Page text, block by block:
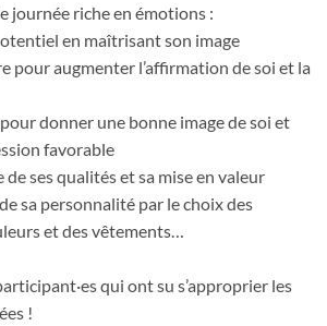
journée riche en émotions :
en maîtrisant son image
pour augmenter l’affirmation de soi et la
donner une bonne image de soi et
favorable
de ses qualités et sa mise en valeur
sa personnalité par le choix des
et des vêtements…
qui ont su s’approprier les
!